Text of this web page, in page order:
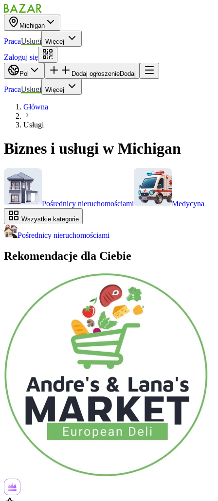
Michigan
PracaUsługi Więcej
Zaloguj się
Pol Dodaj ogłoszenieDodaj
PracaUsługi Więcej
Główna
Usługi
Biznes i usługi w Michigan
Pośrednicy nieruchomościami Medycyna
Wszystkie kategorie
Pośrednicy nieruchomościami
Rekomendacje dla Ciebie